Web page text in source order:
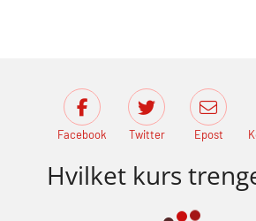
Facebook Twitter Epost
Hvilket kurs